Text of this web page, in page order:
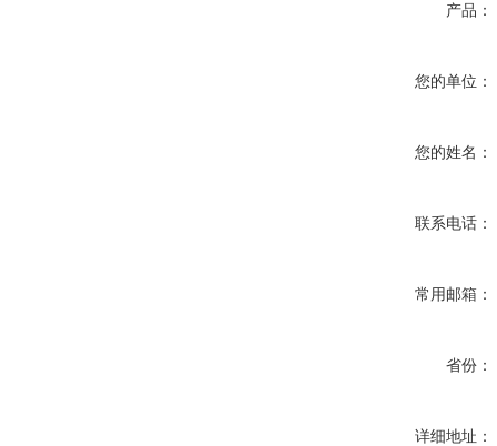
产品：
您的单位：
您的姓名：
联系电话：
常用邮箱：
省份：
详细地址：